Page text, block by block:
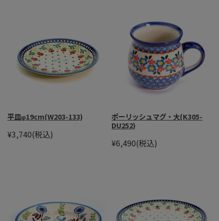
平皿φ19cm(W203-133)
¥3,740(税込)
ポーリッシュマグ・大(K305-
DU252)
¥6,490(税込)